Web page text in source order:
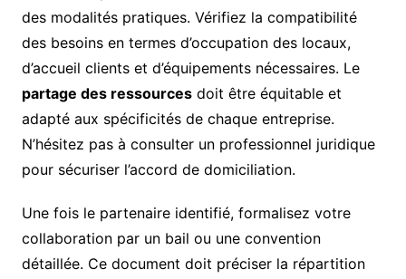
des modalités pratiques. Vérifiez la compatibilité
des besoins en termes d’occupation des locaux,
d’accueil clients et d’équipements nécessaires. Le
partage des ressourcesdoit être équitable et
adapté aux spécificités de chaque entreprise.
N’hésitez pas à consulter un professionnel juridique
pour sécuriser l’accord de domiciliation.
Une fois le partenaire identifié, formalisez votre
collaboration par un bail ou une convention
détaillée. Ce document doit préciser la répartition